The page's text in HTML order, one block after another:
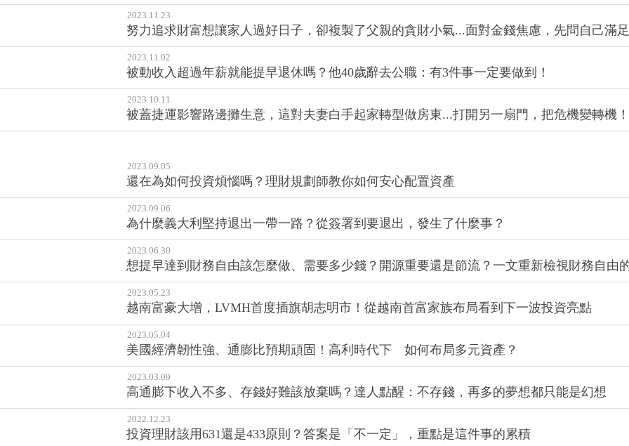
2023.11.23
努力追求財富想讓家人過好日子，卻複製了父親的貪財小氣...面對金錢焦慮，先問自己滿
2023.11.02
被動收入超過年薪就能提早退休嗎？他40歲辭去公職：有3件事一定要做到！
2023.10.11
被蓋捷運影響路邊攤生意，這對夫妻白手起家轉型做房東...打開另一扇門，把危機變轉機！
2023.09.05
還在為如何投資煩惱嗎？理財規劃師教你如何安心配置資產
2023.09.06
為什麼義大利堅持退出一帶一路？從簽署到要退出，發生了什麼事？
2023.06.30
想提早達到財務自由該怎麼做、需要多少錢？開源重要還是節流？一文重新檢視財務自由
2023.05.23
越南富豪大增，LVMH首度插旗胡志明市！從越南首富家族布局看到下一波投資亮點
2023.05.04
美國經濟韌性強、通膨比預期頑固！高利時代下 如何布局多元資產？
2023.03.09
高通膨下收入不多、存錢好難該放棄嗎？達人點醒：不存錢，再多的夢想都只能是幻想
2022.12.23
投資理財該用631還是433原則？答案是「不一定」，重點是這件事的累積